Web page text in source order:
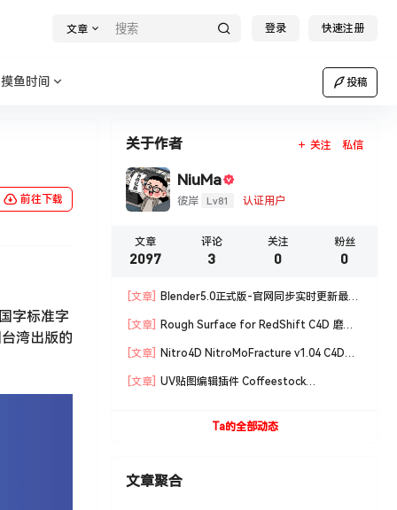
文章 登录 快速注册
摸鱼时间 投稿
前往下载
字标准字
湾出版的
关于作者 关注 私信
NiuMa
彼岸 Lv81 认证用户
文章
2097
评论
3
关注
0
粉丝
0
[文章]
Blender5.0正式版-官网同步实时更新最新
[文章]
Rough Surface for RedShift C4D 磨损
[文章]
Nitro4D NitroMoFracture v1.04 C4D插
[文章]
UV贴图编辑插件 Coffeestock
Ta的全部动态
文章聚合